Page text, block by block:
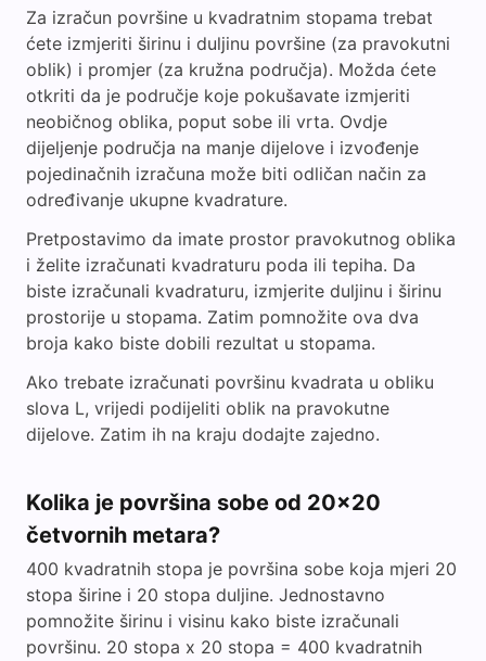
Za izračun površine u kvadratnim stopama trebat
ćete izmjeriti širinu i duljinu površine (za pravokutni
oblik) i promjer (za kružna područja). Možda ćete
otkriti da je područje koje pokušavate izmjeriti
neobičnog oblika, poput sobe ili vrta. Ovdje
dijeljenje područja na manje dijelove i izvođenje
pojedinačnih izračuna može biti odličan način za
određivanje ukupne kvadrature.
Pretpostavimo da imate prostor pravokutnog oblika
i želite izračunati kvadraturu poda ili tepiha. Da
biste izračunali kvadraturu, izmjerite duljinu i širinu
prostorije u stopama. Zatim pomnožite ova dva
broja kako biste dobili rezultat u stopama.
Ako trebate izračunati površinu kvadrata u obliku
slova L, vrijedi podijeliti oblik na pravokutne
dijelove. Zatim ih na kraju dodajte zajedno.
Kolika je površina sobe od 20x20
četvornih metara?
400 kvadratnih stopa je površina sobe koja mjeri 20
stopa širine i 20 stopa duljine. Jednostavno
pomnožite širinu i visinu kako biste izračunali
površinu. 20 stopa x 20 stopa = 400 kvadratnih